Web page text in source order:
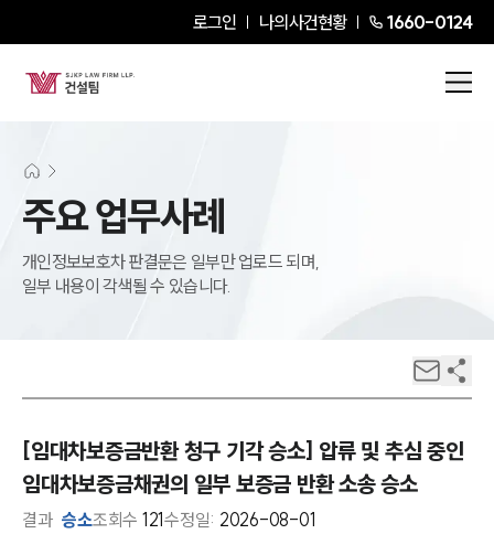
로그인 나의사건현황 1660-0124
주요 업무사례
개인정보보호차 판결문은 일부만 업로드 되며,
일부 내용이 각색될 수 있습니다.
[임대차보증금반환 청구 기각 승소] 압류 및 추심 중인
임대차보증금채권의 일부 보증금 반환 소송 승소
결과 승소조회수 121수정일: 2026-08-01